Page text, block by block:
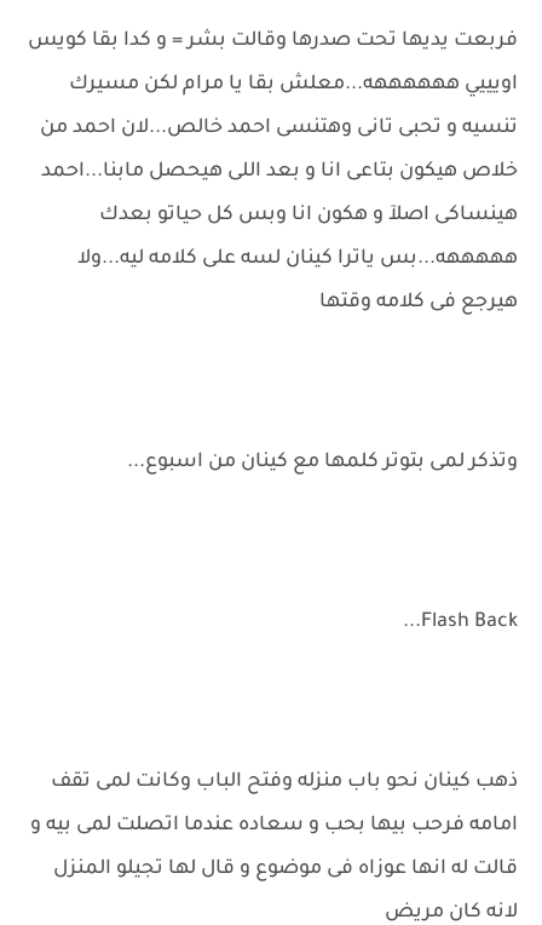
فربعت يديها تحت صدرها وقالت بشر = و كدا بقا كويس
اويييي ههههههه...معلش بقا يا مرام لكن مسيرك
تنسيه و تحبى تانى وهتنسى احمد خالص...لان احمد من
خلاص هيكون بتاعى انا و بعد اللى هيحصل مابنا...احمد
هينساكى اصلآ و هكون انا وبس كل حياتو بعدك
هههههه...بس ياترا كينان لسه على كلامه ليه...ولا
هيرجع فى كلامه وقتها
وتذكر لمى بتوتر كلمها مع كينان من اسبوع...
Flash Back...
ذهب كينان نحو باب منزله وفتح الباب وكانت لمى تقف
امامه فرحب بيها بحب و سعاده عندما اتصلت لمى بيه و
قالت له انها عوزاه فى موضوع و قال لها تجيلو المنزل
لانه كان مريض